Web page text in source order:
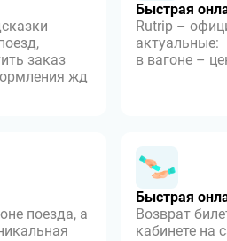
заказ
жд
Быстрая
Rutrip –
актуальные:
в вагоне –
поезда, а
Быстрая
Возврат
кабинете на